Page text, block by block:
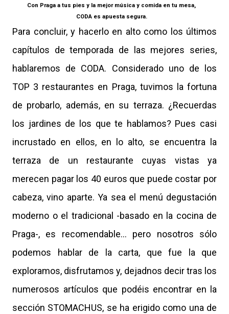
Con Praga a tus pies y la mejor música y comida en tu mesa,
CODA es apuesta segura.
Para concluir, y hacerlo en alto como los últimos
capítulos de temporada de las mejores series,
hablaremos de CODA. Considerado uno de los
TOP 3 restaurantes en Praga, tuvimos la fortuna
de probarlo, además, en su terraza. ¿Recuerdas
los jardines de los que te hablamos? Pues casi
incrustado en ellos, en lo alto, se encuentra la
terraza de un restaurante cuyas vistas ya
merecen pagar los 40 euros que puede costar por
cabeza, vino aparte. Ya sea el menú degustación
moderno o el tradicional -basado en la cocina de
Praga-, es recomendable… pero nosotros sólo
podemos hablar de la carta, que fue la que
exploramos, disfrutamos y, dejadnos decir tras los
numerosos artículos que podéis encontrar en la
sección STOMACHUS, se ha erigido como una de